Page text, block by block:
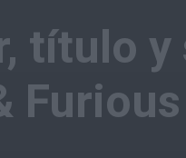
título
Furious